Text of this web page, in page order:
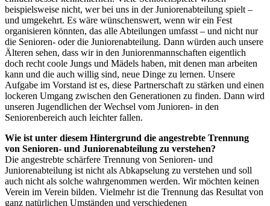
beispielsweise nicht, wer bei uns in der Juniorenabteilung spielt –
und umgekehrt. Es wäre wünschenswert, wenn wir ein Fest
organisieren könnten, das alle Abteilungen umfasst – und nicht nur
die Senioren- oder die Juniorenabteilung. Dann würden auch unsere
Älteren sehen, dass wir in den Juniorenmannschaften eigentlich
doch recht coole Jungs und Mädels haben, mit denen man arbeiten
kann und die auch willig sind, neue Dinge zu lernen. Unsere
Aufgabe im Vorstand ist es, diese Partnerschaft zu stärken und einen
lockeren Umgang zwischen den Generationen zu finden. Dann wird
unseren Jugendlichen der Wechsel vom Junioren- in den
Seniorenbereich auch leichter fallen.
Wie ist unter diesem Hintergrund die angestrebte Trennung
von Senioren- und Juniorenabteilung zu verstehen?
Die angestrebte schärfere Trennung von Senioren- und
Juniorenabteilung ist nicht als Abkapselung zu verstehen und soll
auch nicht als solche wahrgenommen werden. Wir möchten keinen
Verein im Verein bilden. Vielmehr ist die Trennung das Resultat von
ganz natürlichen Umständen und verschiedenen